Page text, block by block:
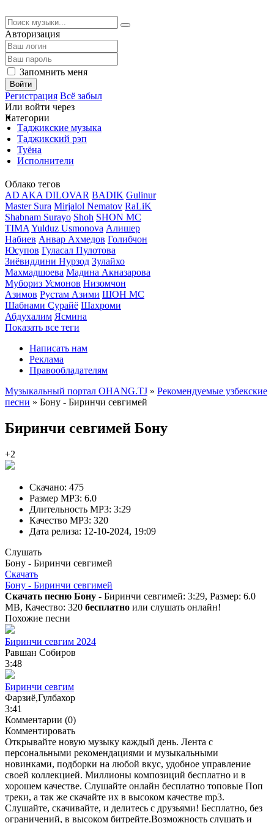
Авторизация
Запомнить меня
Войти
Регистрация Всё забыл
Или войти через
Категории
Таджикские музыка
Таджикский рэп
Туёна
Исполнители
Облако тегов
AD AKA DILOVAR BADIK Gulinur
Master Sura Mirjalol Nematov RaLiK
Shabnam Surayo Shoh SHON MC
TIMA Yulduz Usmonova Алишер
Набиев Анвар Ахмедов Голибчон
Юсупов Гуласал Пулотова
Зиёвиддини Нурзод Зулайхо
Махмадшоева Мадина Акназарова
Мубориз Усмонов Низомчон
Азимов Рустам Азими ШОН МС
Шабнами Сурайё Шахроми
Абдухалим Ясмина
Показать все теги
Написать нам
Реклама
Правообладателям
Музыкальный портал OHANG.TJ » Рекомендуемые узбекские
песни » Бону - Биринчи севгимей
Биринчи севгимей Бону
+2
Скачано: 475
Размер MP3: 6.0
Длительность MP3: 3:29
Качество MP3: 320
Дата релиза: 12-10-2024, 19:09
Слушать
Бону - Биринчи севгимей
Скачать
Бону - Биринчи севгимей
Скачать песню Бону - Биринчи севгимей: 3:29, Размер: 6.0
MB, Качество: 320 бесплатно или слушать онлайн!
Похожие песни
Биринчи севгим 2024
Равшан Собиров
3:48
Биринчи севгим
Фарзиё,Гулбахор
3:41
Комментарии (0)
Комментировать
Открывайте новую музыку каждый день. Лента с
персональными рекомендациями и музыкальными
новинками, подборки на любой вкус, удобное управление
своей коллекцией. Миллионы композиций бесплатно и в
хорошем качестве. Слушайте онлайн бесплатно топовые Поп
треки, а так же скачайте их в высоком качестве mp3.
Слушайте, скачивайте, и делитесь с друзьями! Бесплатно, без
ограничений, в высоком битрейте.Возможность слушать и